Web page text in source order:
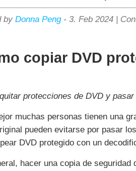
by Donna Peng- 3. Feb 2024 |
copiar DVD
protecciones de DVD y
muchas personas tienen una
pueden evitarse por pasar
DVD protegido con un
hacer una copia de